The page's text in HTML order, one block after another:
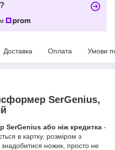
Доставка Оплата Умови
SerGenius,
SerGenius або ніж кредитка -
в картку, розміром з
ножик, просто не